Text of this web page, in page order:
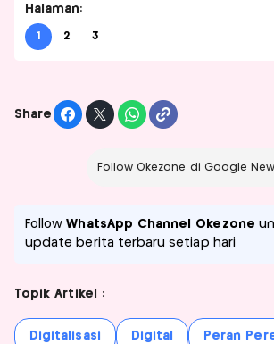
Halaman:
1 2 3
Share
Follow Okezone di Google
FollowWhatsApp Channel Okezone
update berita terbaru setiap hari
Topik Artikel :
Digitalisasi Digital Peran